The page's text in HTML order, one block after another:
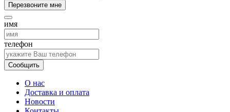
Перезвоните мне
имя
телефон
Сообщить
О нас
Доставка и оплата
Новости